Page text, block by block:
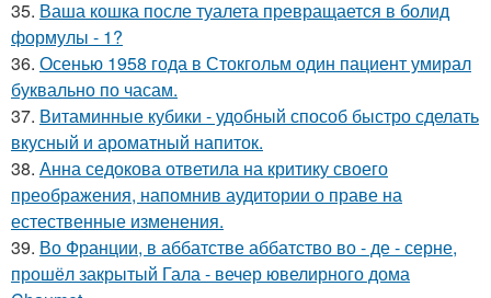
35. Ваша кошка после туалета превращается в болид
формулы - 1?
36. Осенью 1958 года в Стокгольм один пациент умирал
буквально по часам.
37. Витаминные кубики - удобный способ быстро сделать
вкусный и ароматный напиток.
38. Анна седокова ответила на критику своего
преображения, напомнив аудитории о праве на
естественные изменения.
39. Во Франции, в аббатстве аббатство во - де - серне,
прошёл закрытый Гала - вечер ювелирного дома